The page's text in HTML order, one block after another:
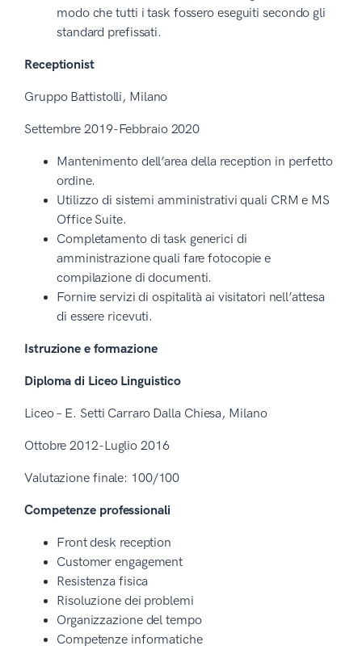
modo che tutti i task fossero eseguiti secondo gli
standard prefissati.
Receptionist
Gruppo Battistolli, Milano
Settembre 2019-Febbraio 2020
Mantenimento dell’area della reception in perfetto
ordine.
Utilizzo di sistemi amministrativi quali CRM e MS
Office Suite.
Completamento di task generici di
amministrazione quali fare fotocopie e
compilazione di documenti.
Fornire servizi di ospitalità ai visitatori nell’attesa
di essere ricevuti.
Istruzione e formazione
Diploma di Liceo Linguistico
Liceo – E. Setti Carraro Dalla Chiesa, Milano
Ottobre 2012-Luglio 2016
Valutazione finale: 100/100
Competenze professionali
Front desk reception
Customer engagement
Resistenza fisica
Risoluzione dei problemi
Organizzazione del tempo
Competenze informatiche